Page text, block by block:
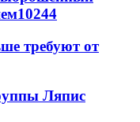
10244
требуют от
Ляпис